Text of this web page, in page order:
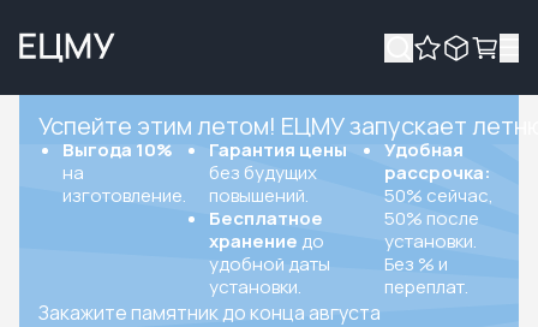
Успейте этим летом! ЕЦМУ запускает
Выгода 10%
на
изготовление.
Гарантия цены
без будущих
повышений.
Бесплатное
хранение до
удобной даты
установки.
Удобная
рассрочка:
50% сейчас,
50% после
установки.
Без % и
переплат.
Закажите памятник до конца августа